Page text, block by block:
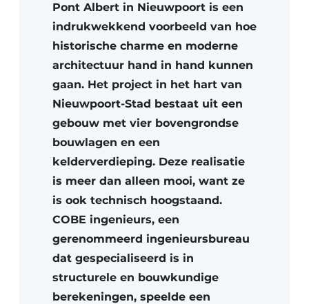
Pont Albert in Nieuwpoort is een
indrukwekkend voorbeeld van hoe
historische charme en moderne
architectuur hand in hand kunnen
gaan. Het project in het hart van
Nieuwpoort-Stad bestaat uit een
gebouw met vier bovengrondse
bouwlagen en een
kelderverdieping. Deze realisatie
is meer dan alleen mooi, want ze
is ook technisch hoogstaand.
COBE ingenieurs, een
gerenommeerd ingenieursbureau
dat gespecialiseerd is in
structurele en bouwkundige
berekeningen, speelde een